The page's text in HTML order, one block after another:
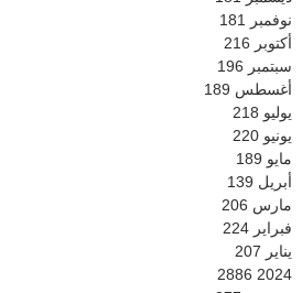
نوفمبر 181
أكتوبر 216
سبتمبر 196
أغسطس 189
يوليو 218
يونيو 220
مايو 189
أبريل 139
مارس 206
فبراير 224
يناير 207
2024
2886